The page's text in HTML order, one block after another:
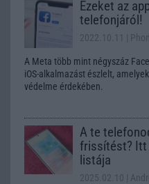
Ezeket az
telefonjáról!
2022.10.11 |
A Meta több mint négyszáz
iOS-alkalmazást észlelt,
védelme érdekében.
A te
frissítést? Itt
listája
2025.02.10
|